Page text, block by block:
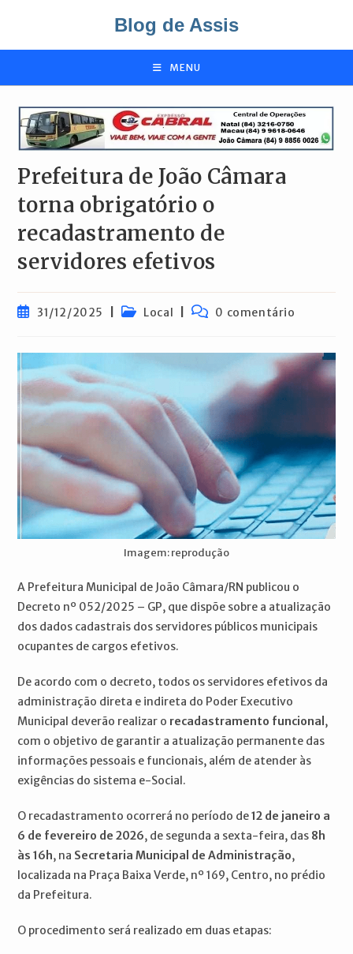
o
Blog de Assis
MENU
Prefeitura de João Câmara
torna obrigatório o
recadastramento de
servidores efetivos
Post31/12/2025
Categoria
Local
Comentários
0 comentário
Imagem: reprodução
A Prefeitura Municipal de João Câmara/RN publicou o
Decreto nº 052/2025 – GP, que dispõe sobre a atualização
dos dados cadastrais dos servidores públicos municipais
ocupantes de cargos efetivos.
De acordo com o decreto, todos os servidores efetivos da
administração direta e indireta do Poder Executivo
Municipal deverão realizar o recadastramento funcional ,
com o objetivo de garantir a atualização permanente das
informações pessoais e funcionais, além de atender às
exigências do sistema e-Social.
O recadastramento ocorrerá no período de12 de janeiro a
6 de fevereiro de 2026, de segunda a sexta-feira, das 8h
às 16h, na Secretaria Municipal de Administração,
localizada na Praça Baixa Verde, nº 169, Centro, no prédio
da Prefeitura.
O procedimento será realizado em duas etapas: